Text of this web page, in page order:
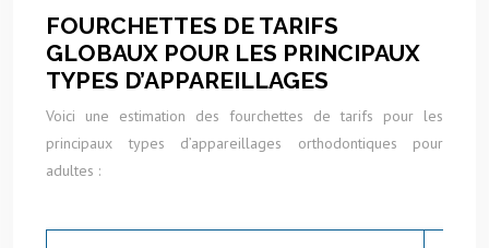
FOURCHETTES DE TARIFS
GLOBAUX POUR LES PRINCIPAUX
TYPES D’APPAREILLAGES
Voici une estimation des fourchettes de tarifs pour les
principaux types d’appareillages orthodontiques pour
adultes :